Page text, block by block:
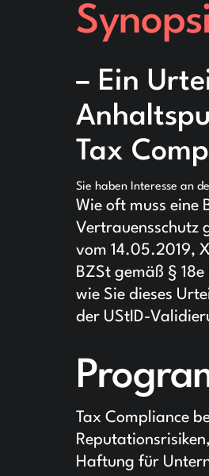
– Ein
Tax
Sie haben Interesse an
Wie oft muss eine
Vertrauensschutz
vom 14.05.2019,
BZSt gemäß §
wie Sie dieses
der UStID-
Tax Compliance
Haftung für